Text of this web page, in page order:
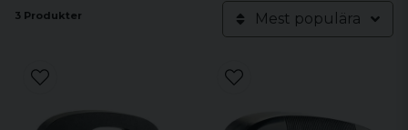
3 Produkter Mest populära